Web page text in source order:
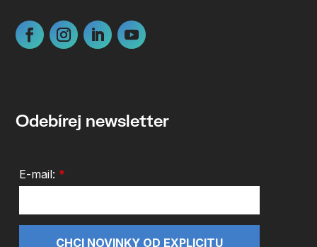
Odebírej newsletter